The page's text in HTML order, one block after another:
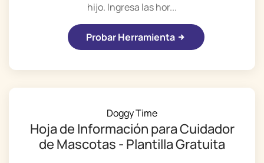
hijo. Ingresa las hor...
Probar Herramienta
Doggy Time
Hoja de Información para Cuidador
de Mascotas - Plantilla Gratuita